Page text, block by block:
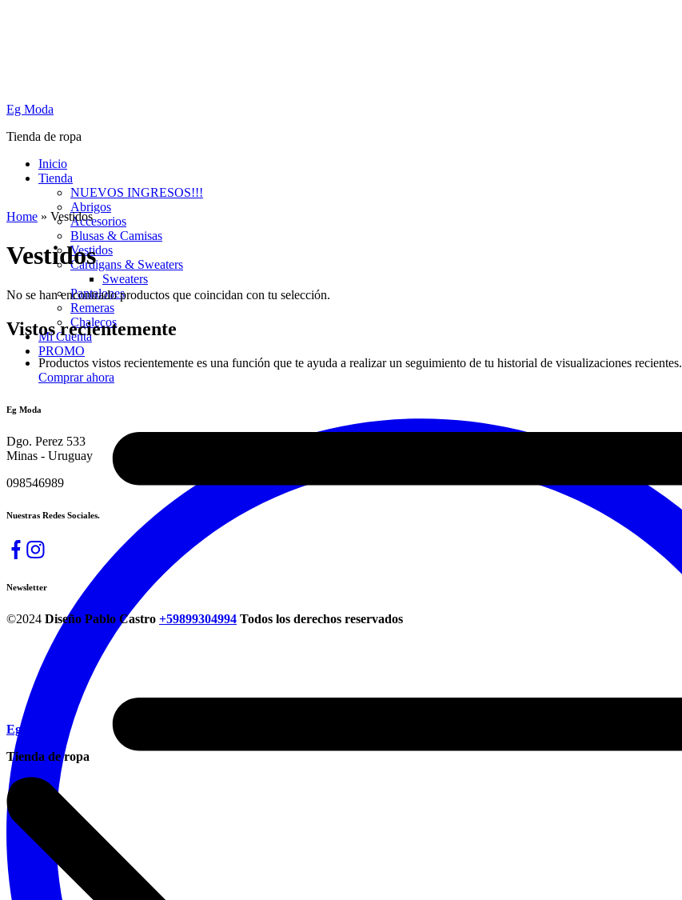
Eg Moda
Tienda de ropa
Inicio
Tienda
NUEVOS INGRESOS!!!
Abrigos
Accesorios
Blusas & Camisas
Vestidos
Cardigans & Sweaters
Sweaters
Pantalones
Remeras
Chalecos
Mi Cuenta
PROMO
Home » Vestidos
Vestidos
No se han encontrado productos que coincidan con tu selección.
Vistos recientemente
Productos vistos recientemente es una función que te ayuda a realizar un seguimiento de tu historial de visualizaciones recientes.
Comprar ahora
Eg Moda
Dgo. Perez 533
Minas - Uruguay
098546989
Nuestras Redes Sociales.
Newsletter
©2024 Diseño Pablo Castro +59899304994 Todos los derechos reservados
Eg Moda
Tienda de ropa